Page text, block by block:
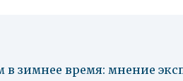
зимнее время: мнение